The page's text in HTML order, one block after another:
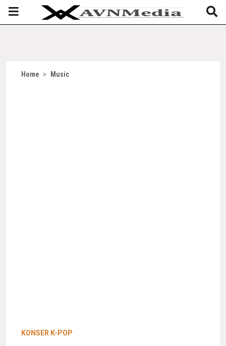
Home > Music
KONSER K-POP